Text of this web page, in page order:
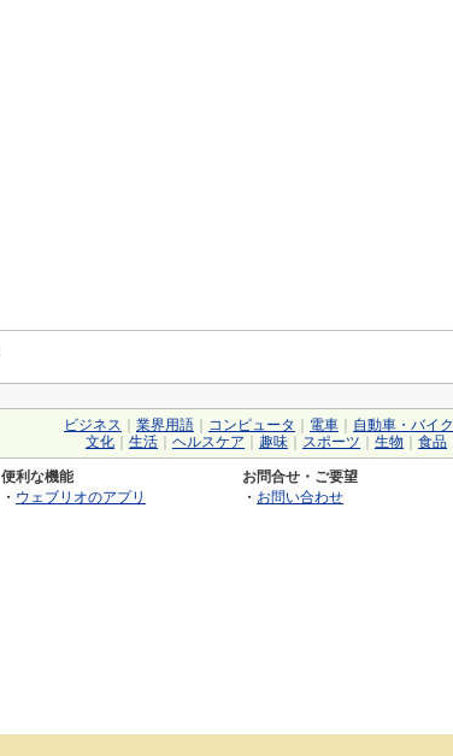
ビジネス 業界用語 コンピュータ 電車 自動車・バイク
文化
生活 ヘルスケア 趣味 スポーツ 生物 食品
便利な機能
・ ウェブリオのアプリ
お問合せ・ご要望
・ お問い合わせ